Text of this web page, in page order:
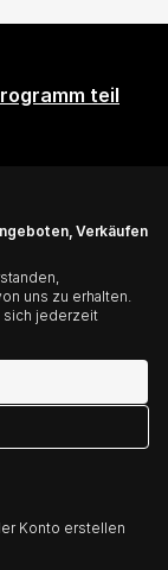
teil
Verkäufen
uns zu erhalten.
sich jederzeit
Konto erstellen